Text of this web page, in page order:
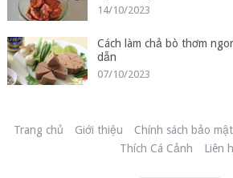
14/10/2023
Cách làm chả bò thơm
dẫn
07/10/2023
Trang chủ Giới thiệu Chính sách bảo mật
Thích Cá Cảnh
Liên